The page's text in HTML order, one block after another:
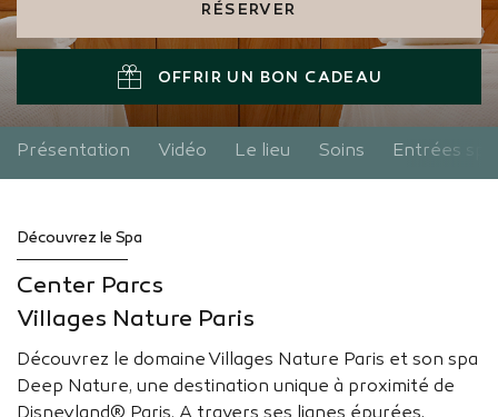
RÉSERVER
OFFRIR UN BON CADEAU
Présentation Vidéo Le lieu Soins Entrées spa
Découvrez le Spa
Center Parcs
Villages Nature Paris
Découvrez le domaine Villages Nature Paris et son spa
Deep Nature, une destination unique à proximité de